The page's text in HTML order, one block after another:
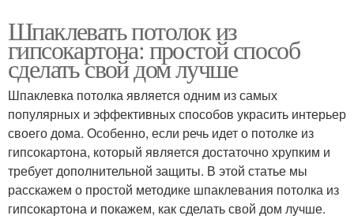
Шпаклевать потолок из
гипсокартона: простой способ
сделать свой дом лучше
Шпаклевка потолка является одним из самых
популярных и эффективных способов украсить интерьер
своего дома. Особенно, если речь идет о потолке из
гипсокартона, который является достаточно хрупким и
требует дополнительной защиты. В этой статье мы
расскажем о простой методике шпаклевания потолка из
гипсокартона и покажем, как сделать свой дом лучше.